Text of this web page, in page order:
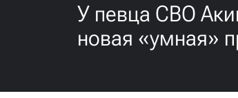
У певца СВО
новая «умная»